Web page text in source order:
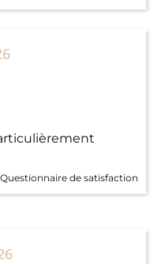
Questionnaire de satisfaction